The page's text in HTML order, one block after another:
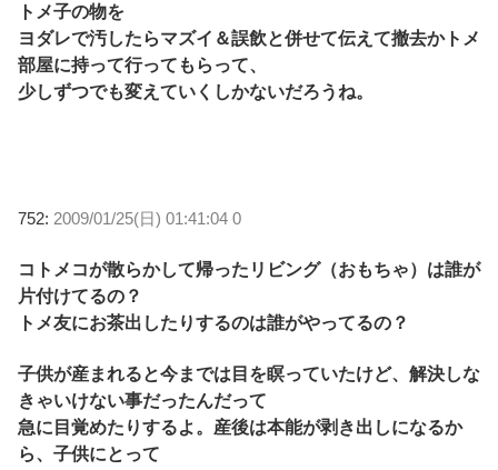
トメ子の物を
ヨダレで汚したらマズイ＆誤飲と併せて伝えて撤去かトメ
部屋に持って行ってもらって、
少しずつでも変えていくしかないだろうね。
752: 2009/01/25(日) 01:41:04 0
コトメコが散らかして帰ったリビング（おもちゃ）は誰が
片付けてるの？
トメ友にお茶出したりするのは誰がやってるの？
子供が産まれると今までは目を瞑っていたけど、解決しな
きゃいけない事だったんだって
急に目覚めたりするよ。産後は本能が剥き出しになるか
ら、子供にとって